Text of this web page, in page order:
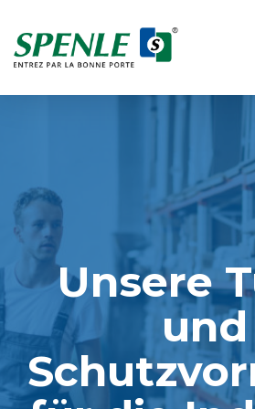
DE
Krankenhäuser / Labors
Unsere
und